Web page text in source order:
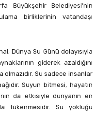
Büyükşehir Belediyesi’nin
birliklerinin vatandaşı
Dünya Su Günü dolayısıyla
giderek azaldığını
olmazıdır. Su sadece insanlar
Suyun bitmesi, hayatın
da etkisiyle dünyanın en
tükenmesidir. Su yokluğu